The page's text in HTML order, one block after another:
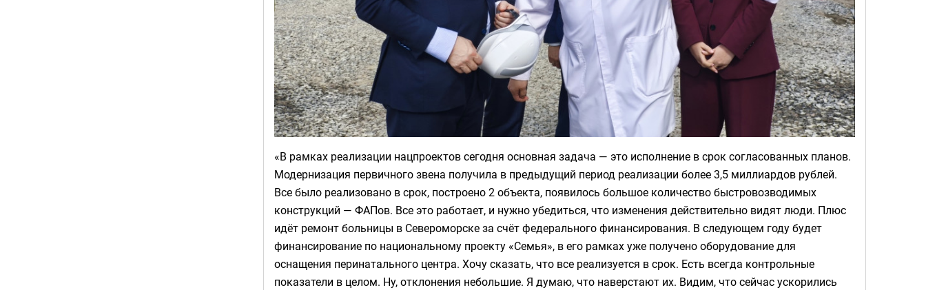
«В рамках реализации нацпроектов сегодня основная задача — это исполнение в срок согласованных планов.
Модернизация первичного звена получила в предыдущий период реализации более 3,5 миллиардов рублей.
Все было реализовано в срок, построено 2 объекта, появилось большое количество быстровозводимых
конструкций — ФАПов. Все это работает, и нужно убедиться, что изменения действительно видят люди. Плюс
идёт ремонт больницы в Североморске за счёт федерального финансирования. В следующем году будет
финансирование по национальному проекту «Семья», в его рамках уже получено оборудование для
оснащения перинатального центра. Хочу сказать, что все реализуется в срок. Есть всегда контрольные
показатели в целом. Ну, отклонения небольшие. Я думаю, что наверстают их. Видим, что сейчас ускорились